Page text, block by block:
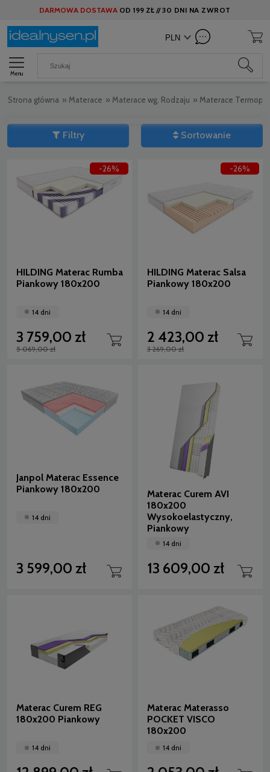
DARMOWA DOSTAWA OD 199 ZŁ //30 DNI NA ZWROT
Menu
Strona główna » Materace » Materace wg. Rodzaju » Materace
Filtry Sortowanie
HILDING Materac Rumba
Piankowy 180x200
14 dni
3 759,00 zł
5 069,00 zł
-26%
HILDING Materac Salsa
Piankowy 180x200
14 dni
2 423,00 zł
3 269,00 zł
-26%
Janpol Materac Essence
Piankowy 180x200
14 dni
3 599,00 zł
Materac Curem AVI
180x200
Wysokoelastyczny,
Piankowy
14 dni
13 609,00 zł
Materac Curem REG
180x200 Piankowy
14 dni
Materac Materasso
POCKET VISCO
180x200
14 dni